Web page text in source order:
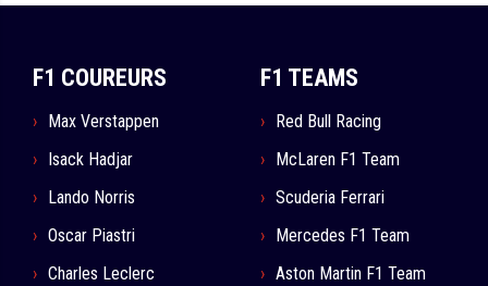
F1 COUREURS
Max Verstappen
Isack Hadjar
Lando Norris
Oscar Piastri
Charles Leclerc
F1 TEAMS
Red Bull Racing
McLaren F1 Team
Scuderia Ferrari
Mercedes F1 Team
Aston Martin F1 Team